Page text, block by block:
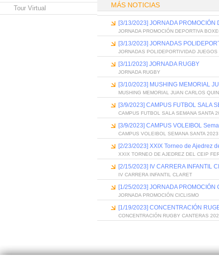
Tour Virtual
MÁS NOTICIAS
[3/13/2023] JORNADA PROMOCIÓN
JORNADA PROMOCIÓN DEPORTIVA
[3/13/2023] JORNADAS
JORNADAS POLIDEPORTIVIDAD
[3/11/2023] JORNADA RUGBY
JORNADA RUGBY
[3/10/2023] MUSHING MEMORIAL
MUSHING MEMORIAL JUAN CARLOS
[3/9/2023] CAMPUS FUTBOL SALA
CAMPUS FUTBOL SALA SEMANA SANTA
[3/9/2023] CAMPUS VOLEIBOL
CAMPUS VOLEIBOL SEMANA SANTA 2023
[2/23/2023] XXIX Torneo de Ajedrez
XXIX TORNEO DE AJEDREZ DEL CEIP
[2/15/2023] IV CARRERA INFANTIL
IV CARRERA INFANTIL CLARET
[1/25/2023] JORNADA PROMOCIÓN
JORNADA PROMOCIÓN CICLISMO
[1/19/2023] CONCENTRACIÓN
CONCENTRACIÓN RUGBY CANTERAS